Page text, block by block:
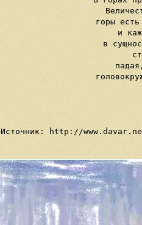
горы
и
в
Источник: http://www.davar.net/